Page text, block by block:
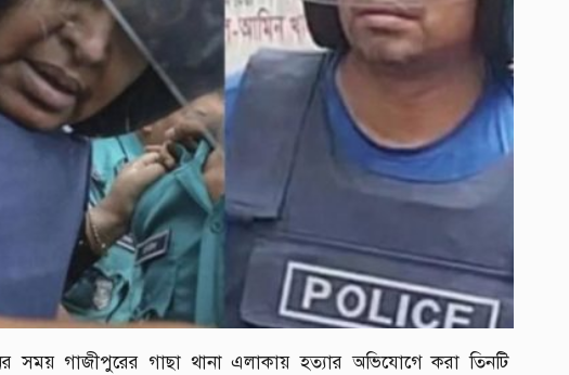
সময় গাজীপুরের গাছা থানা এলাকায় হত্যার অভিযোগে করা তিনটি